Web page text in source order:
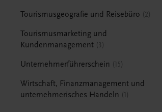
Tourismusgeografie und Reisebüro 2
Tourismusmarketing und
Kundenmanagement
3
Unternehmerführerschein 15
Wirtschaft, Finanzmanagement und
unternehmerisches Handeln
1